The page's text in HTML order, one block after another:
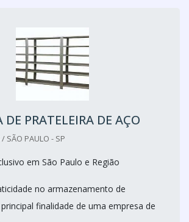
DE PRATELEIRA DE AÇO
SÃO PAULO - SP
em São Paulo e Região
no armazenamento de
finalidade de uma empresa de